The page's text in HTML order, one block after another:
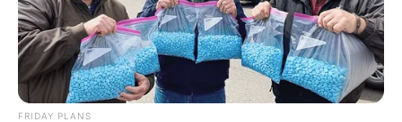
ΒΟΗΘΑΤΕ
ΥΠΟΣΤΗΡΙΞΤΕ ΤΟΝ ΑΓΩΝΑ ΜΑΣ
FRIDAY PLANS